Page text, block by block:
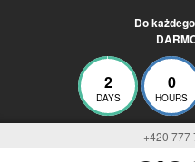
Do
2
DAYS
0
HOURS
+420 777